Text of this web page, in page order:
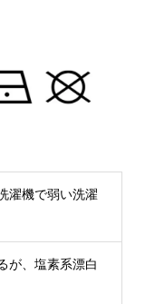
濯機で弱い洗濯
が、塩素系漂白